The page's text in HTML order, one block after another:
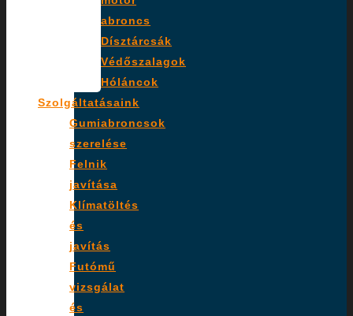
abroncs
Dísztárcsák
Védőszalagok
Hóláncok
Szolgáltatásaink
Gumiabroncsok
szerelése
Felnik
javítása
Klímatöltés
és
javítás
Futómű
vizsgálat
és